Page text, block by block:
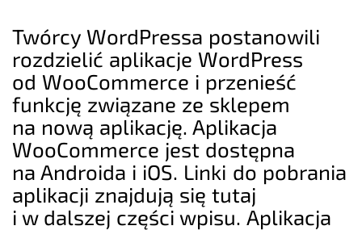
Twórcy WordPressa postanowili
rozdzielić aplikacje WordPress
od WooCommerce i przenieść
funkcję związane ze sklepem
na nową aplikację. Aplikacja
WooCommerce jest dostępna
na Androida i iOS. Linki do pobrania
aplikacji znajdują się tutaj
i w dalszej części wpisu. Aplikacja